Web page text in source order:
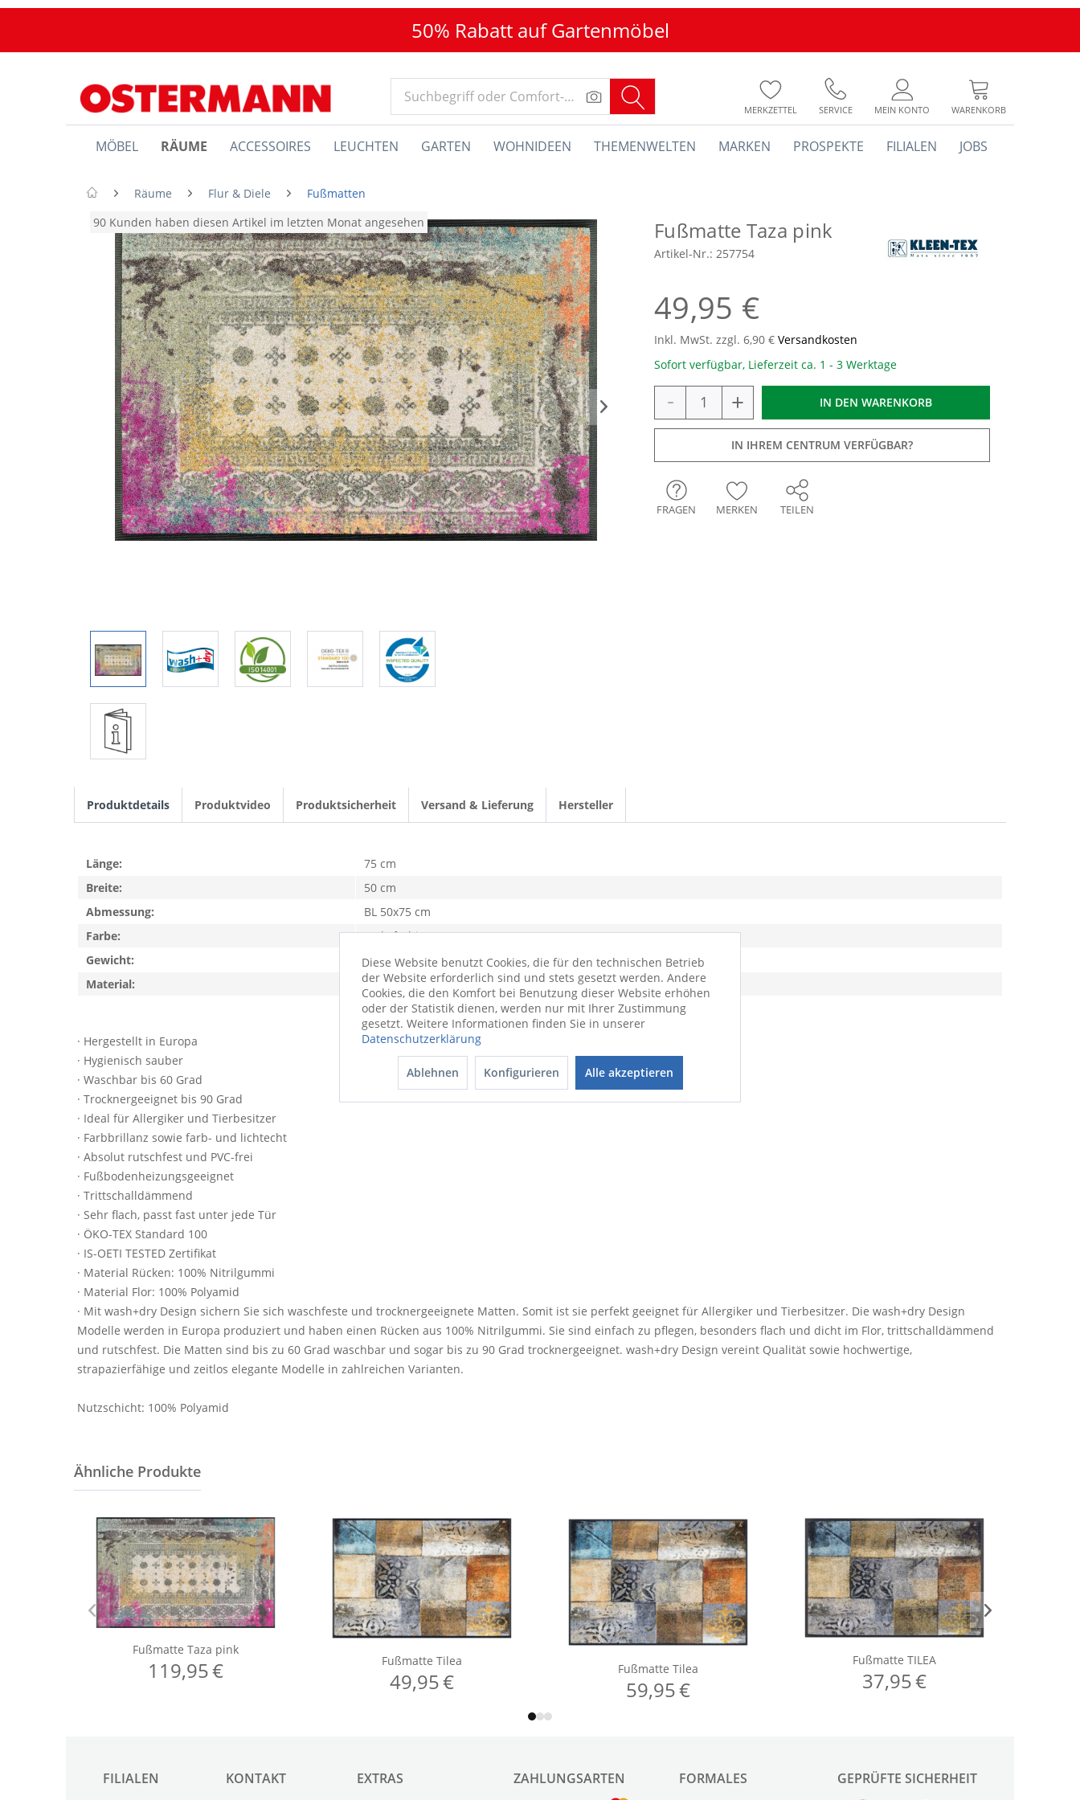
50% Rabatt auf Gartenmöbel
MERKZETTEL SERVICE MEIN KONTO WARENKORB
MÖBEL RÄUME ACCESSOIRES LEUCHTEN GARTEN WOHNIDEEN THEMENWELTEN MARKEN PROSPEKTE FILIALEN JOBS
Räume Flur & Diele
Fußmatten
90 Kunden haben diesen Artikel im letzten Monat angesehen
Fußmatte Taza pink
Artikel-Nr.: 257754
49,95 €
Inkl. MwSt. zzgl. 6,90 € Versandkosten
Sofort verfügbar, Lieferzeit ca. 1 - 3 Werktage
- + IN DEN WARENKORB
IN IHREM CENTRUM VERFÜGBAR?
FRAGEN MERKEN TEILEN
Produktdetails Produktvideo Produktsicherheit Versand & Lieferung Hersteller
· Hergestellt in Europa
· Hygienisch sauber
· Waschbar bis 60 Grad
· Trocknergeeignet bis 90 Grad
· Ideal für Allergiker und Tierbesitzer
· Farbbrillanz sowie farb- und lichtecht
· Absolut rutschfest und PVC-frei
· Fußbodenheizungsgeeignet
· Trittschalldämmend
· Sehr flach, passt fast unter jede Tür
· ÖKO-TEX Standard 100
· IS-OETI TESTED Zertifikat
· Material Rücken: 100% Nitrilgummi
· Material Flor: 100% Polyamid
· Mit wash+dry Design sichern Sie sich waschfeste und trocknergeeignete Matten. Somit ist sie perfekt geeignet für Allergiker und Tierbesitzer. Die wash+dry Design
Modelle werden in Europa produziert und haben einen Rücken aus 100% Nitrilgummi. Sie sind einfach zu pflegen, besonders flach und dicht im Flor, trittschalldämmend
und rutschfest. Die Matten sind bis zu 60 Grad waschbar und sogar bis zu 90 Grad trocknergeeignet. wash+dry Design vereint Qualität sowie hochwertige,
strapazierfähige und zeitlos elegante Modelle in zahlreichen Varianten.
Nutzschicht: 100% Polyamid
Länge:
75 cm
Breite:
50 cm
Abmessung:
BL 50x75 cm
Farbe:
mehrfarbig
Gewicht:
0,68 kg
Material:
Polyamid
FILIALEN KONTAKT EXTRAS ZAHLUNGSARTEN FORMALES GEPRÜFTE SICHERHEIT
Diese Website benutzt Cookies, die für den technischen Betrieb
der Website erforderlich sind und stets gesetzt werden. Andere
Cookies, die den Komfort bei Benutzung dieser Website erhöhen
oder der Statistik dienen, werden nur mit Ihrer Zustimmung
gesetzt. Weitere Informationen finden Sie in unserer
Datenschutzerklärung
Ablehnen Konfigurieren Alle akzeptieren